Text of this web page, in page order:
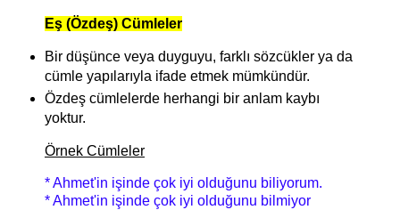
Eş (Özdeş) Cümleler
Bir düşünce veya duyguyu, farklı sözcükler ya da
cümle yapılarıyla ifade etmek mümkündür.
Özdeş cümlelerde herhangi bir anlam kaybı
yoktur.
Örnek Cümleler
* Ahmet'in işinde çok iyi olduğunu biliyorum.
* Ahmet'in işinde çok iyi olduğunu bilmiyor